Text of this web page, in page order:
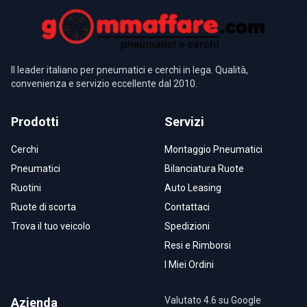
Il leader italiano per pneumatici e cerchi in lega. Qualità,
convenienza e servizio eccellente dal 2010.
Prodotti
Cerchi
Pneumatici
Ruotini
Ruote di scorta
Trova il tuo veicolo
Servizi
Montaggio Pneumatici
Bilanciatura Ruote
Auto Leasing
Contattaci
Spedizioni
Resi e Rimborsi
I Miei Ordini
Azienda Valutato 4.6 su Google